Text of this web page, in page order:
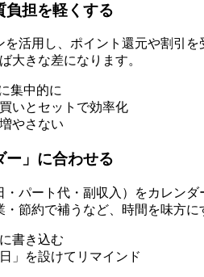
負担を軽くする
活用し、ポイント還元や割引
大きな差になります。
集中的に
いとセットで効率化
やさない
ー」に合わせる
パート代・副収入）をカレン
節約で補うなど、時間を味方に
書き込む
」を設けてリマインド